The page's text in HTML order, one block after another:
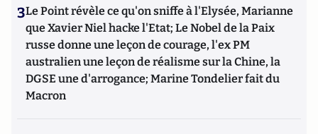
3Le Point révèle ce qu'on sniffe à l'Elysée, Marianne
que Xavier Niel hacke l'Etat; Le Nobel de la Paix
russe donne une leçon de courage, l'ex PM
australien une leçon de réalisme sur la Chine, la
DGSE une d'arrogance; Marine Tondelier fait du
Macron